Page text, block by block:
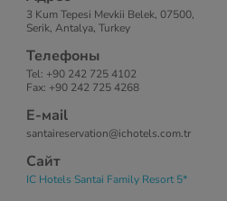
3 Kum Tepesi Mevkii Belek, 07500,
Serik, Antalya, Turkey
Телефоны
Tel: +90 242 725 4102
Fax: +90 242 725 4268
Е-маil
santaireservation@ichotels.com.tr
Сайт
IC Hotels Santai Family Resort 5*